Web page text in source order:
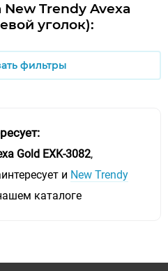
Trendy Avexa
уголок):
фильтры
Gold EXK-3082,
и New Trendy
каталоге